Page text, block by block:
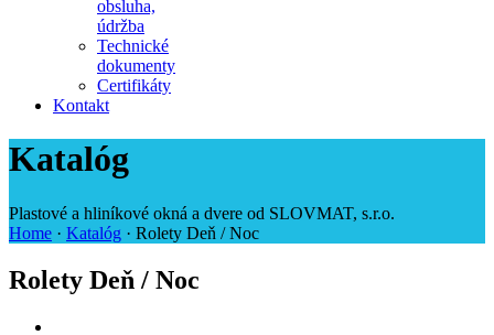
obsluha,
údržba
Technické
dokumenty
Certifikáty
Kontakt
Katalóg
Plastové a hliníkové okná a dvere od SLOVMAT, s.r.o.
Home · Katalóg · Rolety Deň / Noc
Rolety Deň / Noc